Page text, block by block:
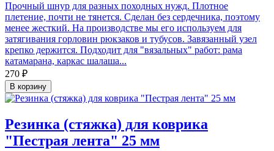
Прочный шнур для разных походных нужд. Плотное
плетение, почти не тянется. Сделан без сердечника, поэтому
менее жесткий. На производстве мы его используем для
затягивания горловин рюкзаков и тубусов. Завязанный узел
крепко держится. Подходит для "вязальных" работ: рама
катамарана, каркас шалаша...
270 ₽
В корзину
Резинка (стяжка) для коврика
"Пестрая лента" 25 мм